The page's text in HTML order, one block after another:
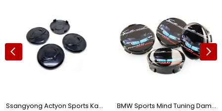
Ssangyong Actyon Sports Kabartma Geçme Jant Göbeği Kapağı Siyah 4'lü 82mm BMW Sports Mind Tuning Damla Geçme Jant Göbeği 4'lü 55mm